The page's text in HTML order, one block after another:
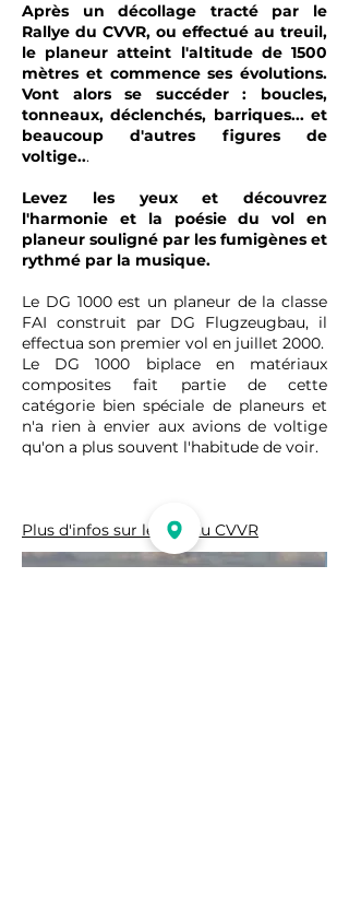
Après un décollage tracté par le
Rallye du CVVR, ou effectué au treuil,
le planeur atteint l'altitude de 1500
mètres et commence ses évolutions.
Vont alors se succéder : boucles,
tonneaux, déclenchés, barriques... et
beaucoup d'autres figures de
voltige...
Levez les yeux et découvrez
l'harmonie et la poésie du vol en
planeur souligné par les fumigènes et
rythmé par la musique.
Le DG 1000 est un planeur de la classe
FAI construit par DG Flugzeugbau, il
effectua son premier vol en juillet 2000.
Le DG 1000 biplace en matériaux
composites fait partie de cette
catégorie bien spéciale de planeurs et
n'a rien à envier aux avions de voltige
qu'on a plus souvent l'habitude de voir.
Plus d'infos sur le site du CVVR